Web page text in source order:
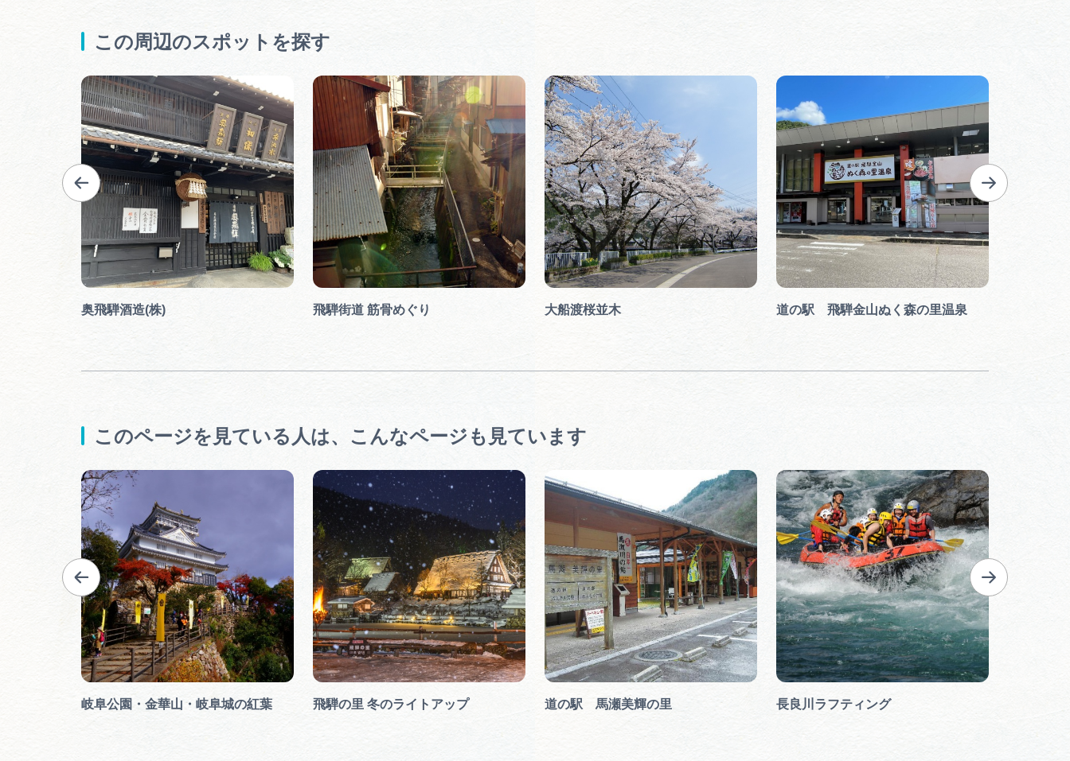
この周辺のスポットを探す
奥飛騨酒造(株) 飛騨街道 筋骨めぐり 大船渡桜並木 道の駅 飛騨金山ぬく森の里温泉
このページを見ている人は、 こんなページも見ています
岐阜公園・金華山・岐阜城の紅葉 飛騨の里 冬のライトアップ 道の駅 馬瀬美輝の里 長良川ラフティング